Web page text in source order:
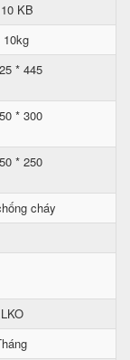
KB
* 445
* 300
* 250
cháy